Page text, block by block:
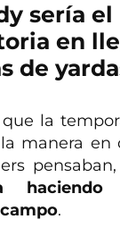
sería
en
de
la
manera en
pensaban,
.